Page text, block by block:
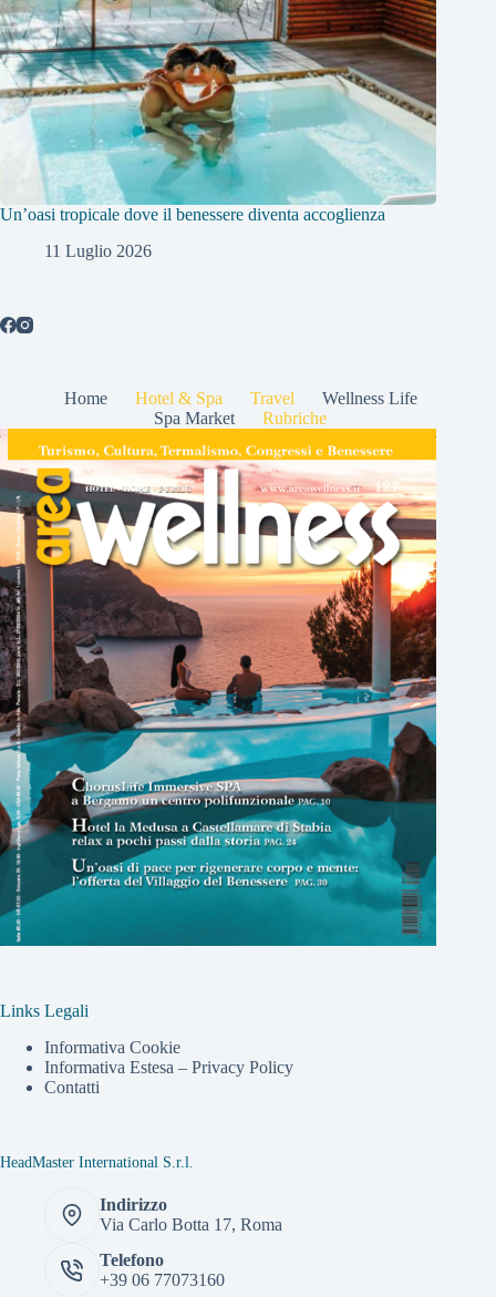
Un’oasi tropicale dove il benessere diventa accoglienza
11 Luglio 2026
Home Hotel & Spa Travel
Wellness Life
Spa Market
Rubriche
Links Legali
Informativa Cookie
Informativa Estesa – Privacy Policy
Contatti
HeadMaster International S.r.l.
Indirizzo
Via Carlo Botta 17, Roma
Telefono
+39 06 77073160